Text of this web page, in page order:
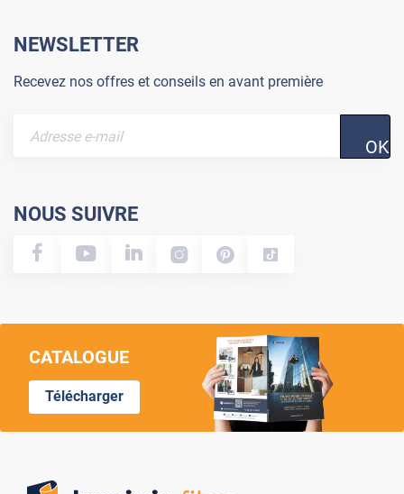
NEWSLETTER
Recevez nos offres et conseils en avant première
OK
NOUS SUIVRE
CATALOGUE
Télécharger